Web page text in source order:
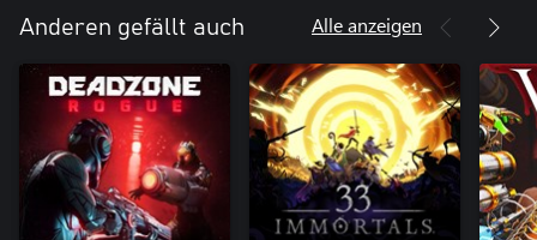
Die Priesterinnen verfügen über ein beeindruckendes
Waffenarsenal. Nutze dein Danake, um dich mit mächtigen
Kronen und Ringen auszustatten, welche ihrem Träger auf dem
Schlachtfeld erhebliche Vorteile verschaffen. Wähle aus einer Fülle
von Fern- und Nahkampfwaffen und statte deine gewählte
Rüstung mit einer Vielzahl von mächtigen und aufregenden
Verbesserungen aus.
Anderen gefällt auch Alle anzeigen